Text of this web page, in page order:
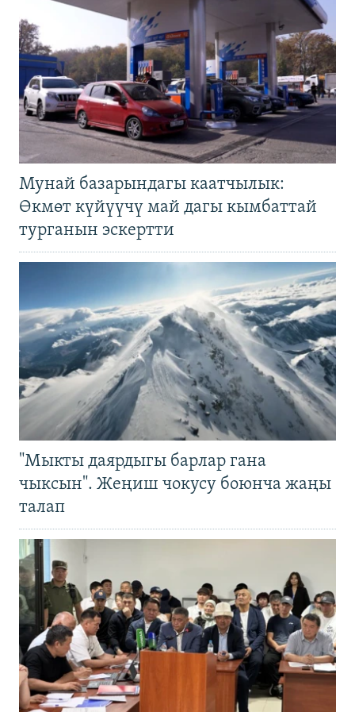
Мунай базарындагы каатчылык:
Өкмөт күйүүчү май дагы кымбаттай
турганын эскертти
"Мыкты даярдыгы барлар гана
чыксын". Жеңиш чокусу боюнча жаңы
талап